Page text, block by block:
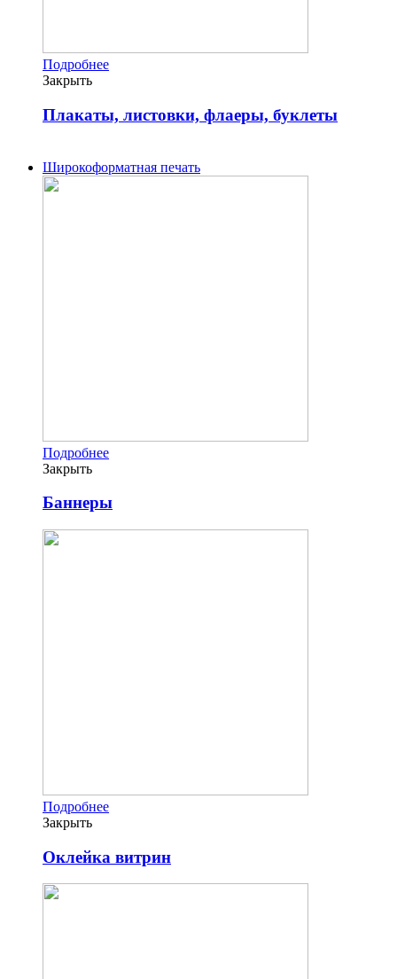
Подробнее
Закрыть
Плакаты, листовки, флаеры, буклеты
Широкоформатная печать
Подробнее
Закрыть
Баннеры
Подробнее
Закрыть
Оклейка витрин